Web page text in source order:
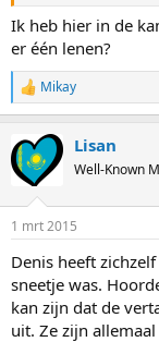
Ik heb hier in de
er één lenen?
R
e
c
t
i
s
Mikay
Lisan
Well-Known
1 mrt 2015
Denis heeft
sneetje was.
kan zijn dat de
uit. Ze zijn